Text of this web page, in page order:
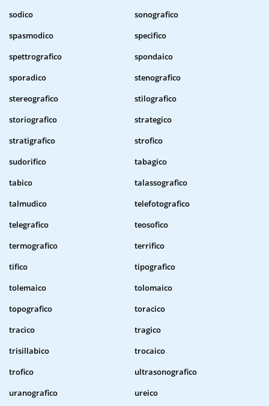
sodico
sonografico
spasmodico
specifico
spettrografico
spondaico
sporadico
stenografico
stereografico
stilografico
storiografico
strategico
stratigrafico
strofico
sudorifico
tabagico
tabico
talassografico
talmudico
telefotografico
telegrafico
teosofico
termografico
terrifico
tifico
tipografico
tolemaico
tolomaico
topografico
toracico
tracico
tragico
trisillabico
trocaico
trofico
ultrasonografico
uranografico
ureico